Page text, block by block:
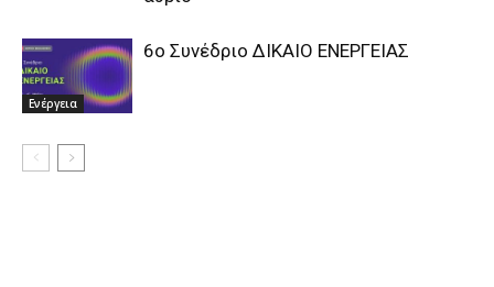
Ενέργεια
6ο Συνέδριο ΔΙΚΑΙΟ ΕΝΕΡΓΕΙΑΣ